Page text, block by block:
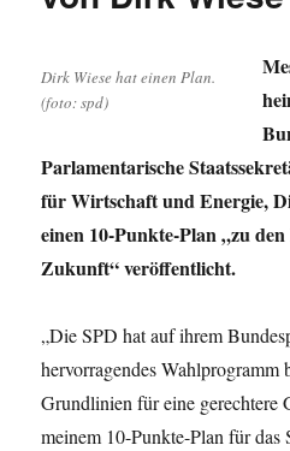
Dirk Wiese hat einen Plan.
(foto: spd)
Parlamentarische
für Wirtschaft und Energie,
einen 10-Punkte-Plan „zu
Zukunft“ veröffentlicht.
„Die SPD hat auf ihrem
hervorragendes Wahlprogramm
Grundlinien für eine gerechtere
meinem 10-Punkte-Plan für das